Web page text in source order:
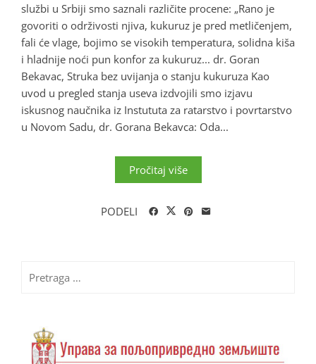
službi u Srbiji smo saznali različite procene: „Rano je
govoriti o održivosti njiva, kukuruz je pred metličenjem,
fali će vlage, bojimo se visokih temperatura, solidna kiša
i hladnije noći pun konfor za kukuruz... dr. Goran
Bekavac, Struka bez uvijanja o stanju kukuruza Kao
uvod u pregled stanja useva izdvojili smo izjavu
iskusnog naučnika iz Instututa za ratarstvo i povrtarstvo
u Novom Sadu, dr. Gorana Bekavca: Oda...
Pročitaj više
PODELI
za: